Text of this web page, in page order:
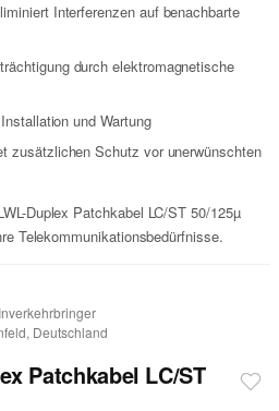
Interferenzen auf benachbarte
durch elektromagnetische
und Wartung
zusätzlichen Schutz vor unerwünschten
Duplex Patchkabel LC/ST 50/125µ
Telekommunikationsbedürfnisse.
Deutschland
Patchkabel LC/ST